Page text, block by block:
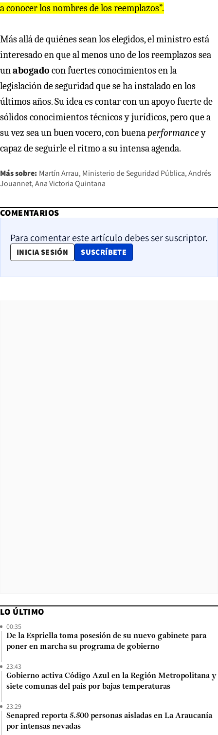
a conocer los nombres de los reemplazos”.
Más allá de quiénes sean los elegidos, el ministro está
interesado en que al menos uno de los reemplazos sea
unabogado con fuertes conocimientos en la
legislación de seguridad que se ha instalado en los
últimos años. Su idea es contar con un apoyo fuerte de
sólidos conocimientos técnicos y jurídicos, pero que a
su vez sea un buen vocero, con buenaperformancey
capaz de seguirle el ritmo a su intensa agenda.
Más sobre: Martín Arrau Ministerio de Seguridad Pública Andrés
Jouannet Ana Victoria Quintana
COMENTARIOS
Para comentar este artículo debes ser suscriptor.
INICIA SESIÓN SUSCRÍBETE
OPENS IN NEW WINDOW
LO ÚLTIMO
00:35
De la Espriella toma posesión de su nuevo gabinete para
poner en marcha su programa de gobierno
23:43
Gobierno activa Código Azul en la Región Metropolitana y
siete comunas del país por bajas temperaturas
23:29
Senapred reporta 5.500 personas aisladas en La Araucanía
por intensas nevadas